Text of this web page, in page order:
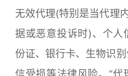
无效代理(特别是当代理
据或恶意投诉时)、个人
份证、银行卡、生物识